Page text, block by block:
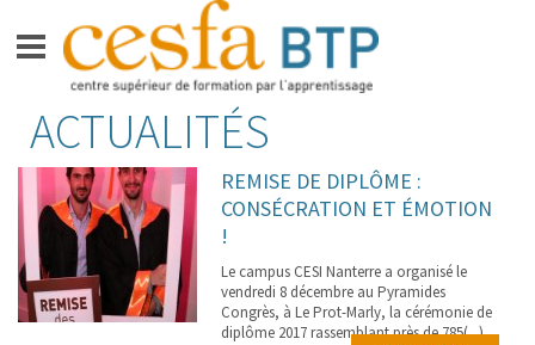
contenu
CESFA BTP
FORMATIONS BAC +3 –
BACHELOR GRADE DE LICENCE
FORMATION BAC +5 –
INGÉNIEUR
APPRENTIS
ACTUALITÉS
REMISE DE DIPLÔME :
CONSÉCRATION ET ÉMOTION
!
Le campus CESI Nanterre a organisé le
vendredi 8 décembre au Pyramides
Congrès, à Le Prot-Marly, la cérémonie de
diplôme 2017 rassemblant près de 785(...)